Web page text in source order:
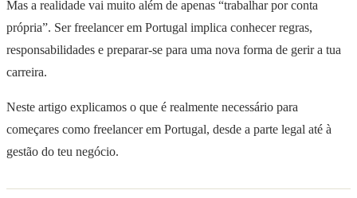
Mas a realidade vai muito além de apenas “trabalhar por conta
própria”. Ser freelancer em Portugal implica conhecer regras,
responsabilidades e preparar-se para uma nova forma de gerir a tua
carreira.
Neste artigo explicamos o que é realmente necessário para
começares como freelancer em Portugal, desde a parte legal até à
gestão do teu negócio.